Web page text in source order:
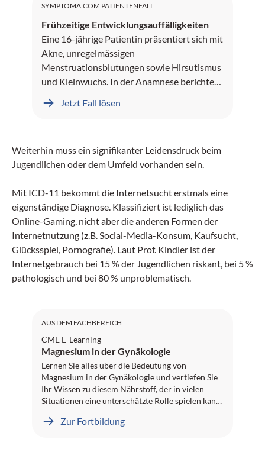
SYMPTOMA.COM PATIENTENFALL
Frühzeitige Entwicklungsauffälligkeiten
Eine 16-jährige Patientin präsentiert sich mit
Akne, unregelmässigen
Menstruationsblutungen sowie Hirsutismus
und Kleinwuchs. In der Anamnese berichten
Jetzt Fall lösen
Weiterhin muss ein signifikanter Leidensdruck beim
Jugendlichen oder dem Umfeld vorhanden sein.
Mit ICD-11 bekommt die Internetsucht erstmals eine
eigenständige Diagnose. Klassifiziert ist lediglich das
Online-Gaming, nicht aber die anderen Formen der
Internetnutzung (z.B. Social-Media-Konsum, Kaufsucht,
Glücksspiel, Pornografie). Laut Prof. Kindler ist der
Internetgebrauch bei 15 % der Jugendlichen riskant, bei 5 %
pathologisch und bei 80 % unproblematisch.
AUS DEM FACHBEREICH
CME E-Learning
Magnesium in der Gynäkologie
Lernen Sie alles über die Bedeutung von
Magnesium in der Gynäkologie und vertiefen Sie
Ihr Wissen zu diesem Nährstoff, der in vielen
Situationen eine unterschätzte Rolle spielen kann.
häufig von einem Magnesiummangel betroffen?
Zur Fortbildung